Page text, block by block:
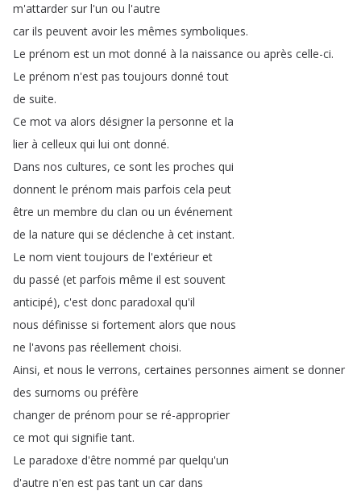
m'attarder sur l'un ou l'autre
car ils peuvent avoir les mêmes symboliques.
Le prénom est un mot donné à la naissance ou après celle-ci.
Le prénom n'est pas toujours donné tout
de suite.
Ce mot va alors désigner la personne et la
lier à celleux qui lui ont donné.
Dans nos cultures, ce sont les proches qui
donnent le prénom mais parfois cela peut
être un membre du clan ou un événement
de la nature qui se déclenche à cet instant.
Le nom vient toujours de l'extérieur et
du passé (et parfois même il est souvent
anticipé), c'est donc paradoxal qu'il
nous définisse si fortement alors que nous
ne l'avons pas réellement choisi.
Ainsi, et nous le verrons, certaines personnes aiment se donner
des surnoms ou préfère
changer de prénom pour se ré-approprier
ce mot qui signifie tant.
Le paradoxe d'être nommé par quelqu'un
d'autre n'en est pas tant un car dans